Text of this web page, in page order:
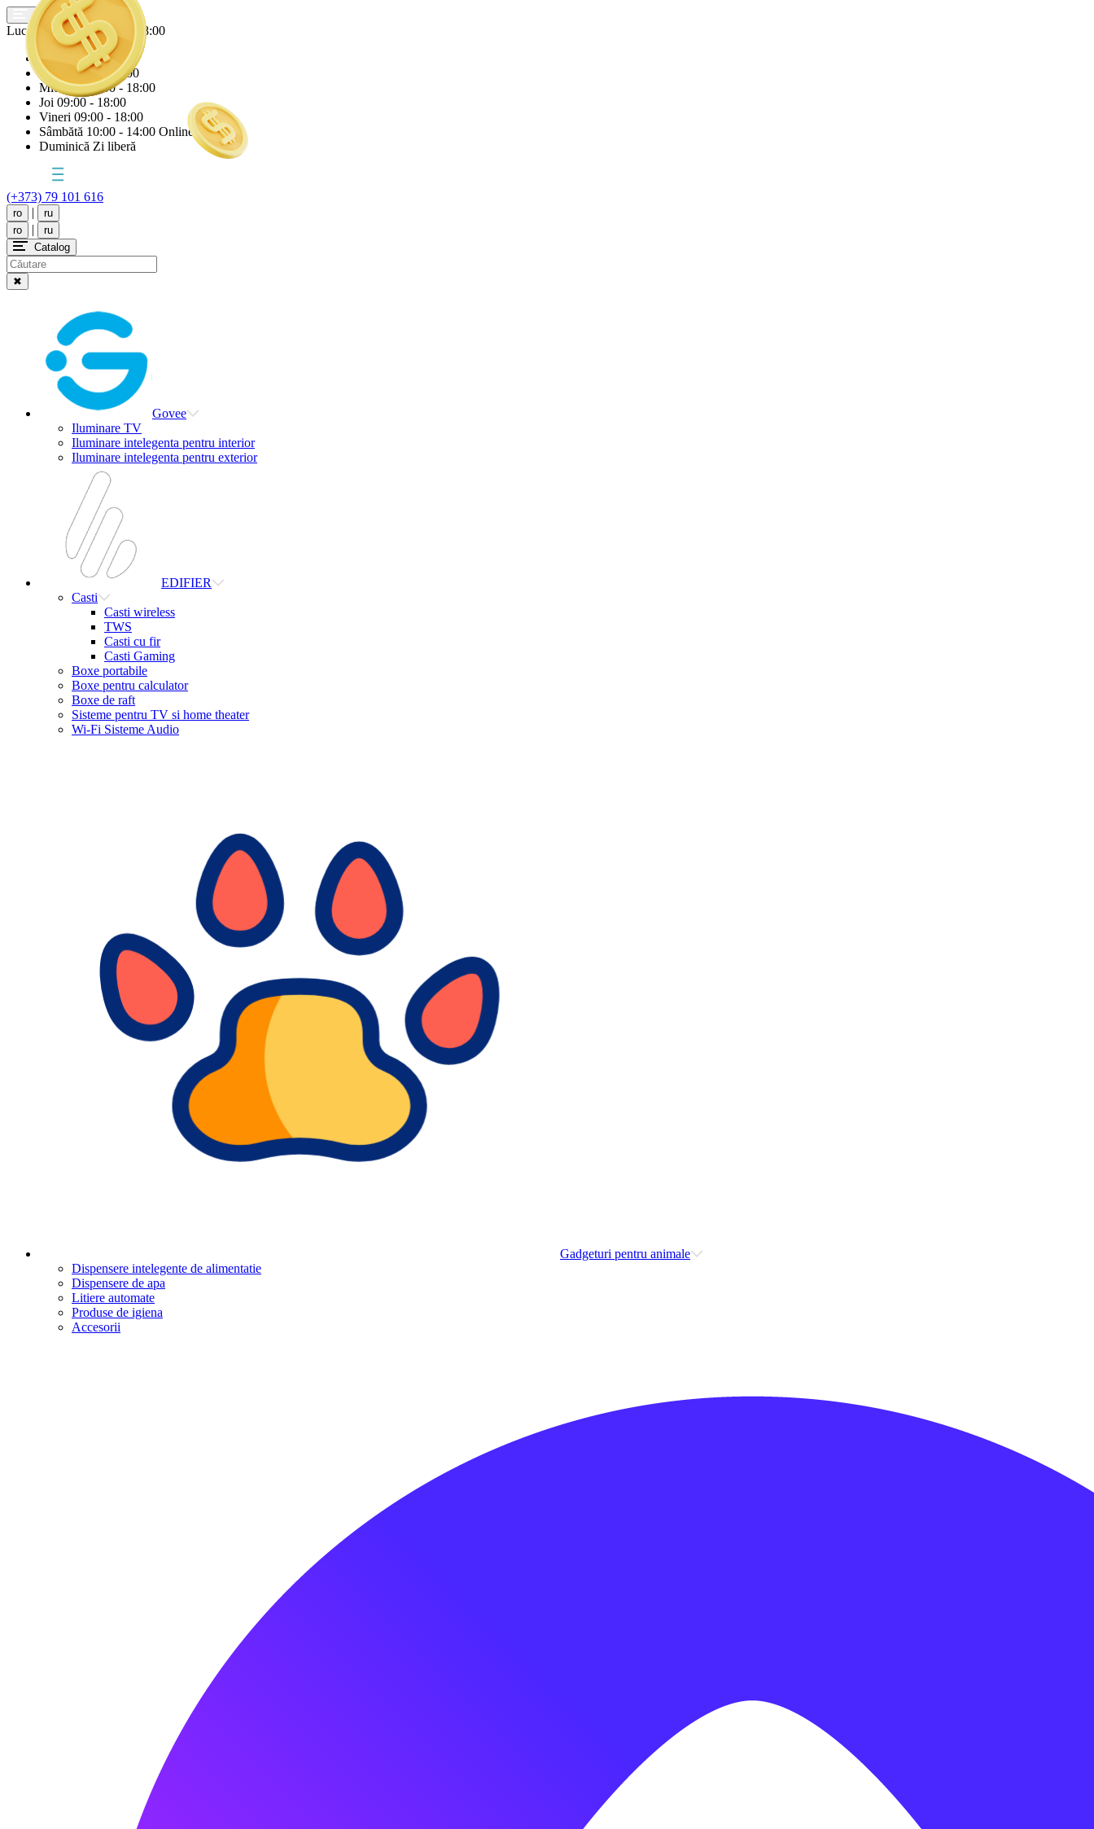
Lucrăm astăziJoi 09:00 - 18:00
Luni
09:00 - 18:00
Marți
09:00 - 18:00
Miercuri09:00 - 18:00
Joi 09:00 - 18:00
Vineri 09:00 - 18:00
Sâmbătă 10:00 - 14:00 Online
Duminică Zi liberă
(+373) 79 101 616
ro |
ru
ro
|
ru
Catalog
✖
Govee
Iluminare TV
Iluminare intelegenta pentru interior
Iluminare intelegenta pentru exterior
EDIFIER
Casti
Casti wireless
TWS
Casti cu fir
Casti Gaming
Boxe portabile
Boxe pentru calculator
Boxe de raft
Sisteme pentru TV si home theater
Wi-Fi Sisteme Audio
Gadgeturi pentru animale
Dispensere intelegente de alimentatie
Dispensere de apa
Litiere automate
Produse de igiena
Accesorii